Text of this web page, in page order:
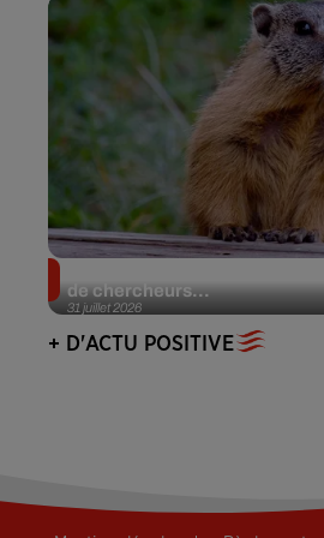
31 juillet 2026
de chercheurs...
+ D'ACTU POSITIVE